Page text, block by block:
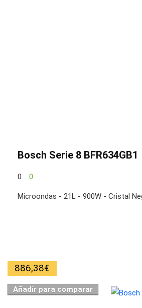
Bosch Serie 8 BFR634GB1
0 0
Microondas - 21L - 900W - Cristal
886,38€
Añadir para comparar